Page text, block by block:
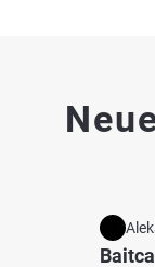
Baggersee